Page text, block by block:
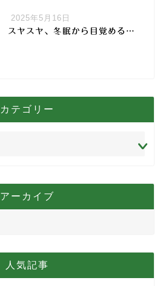
2025年5月16日
スヤスヤ、冬眠から目覚める…
カテゴリー
アーカイブ
人気記事